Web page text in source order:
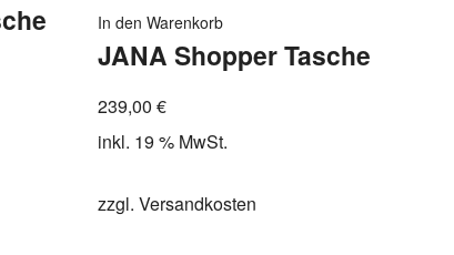
Wunschliste
hinzufügen
In den Warenkorb
JANA Shopper Tasche
239,00 €
inkl. 19 % MwSt.
zzgl. Versandkosten